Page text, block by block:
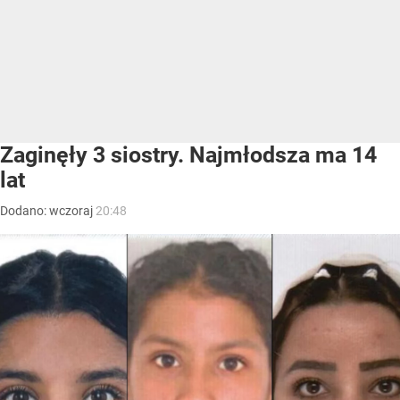
Zaginęły 3 siostry. Najmłodsza ma 14
lat
Dodano:wczoraj 20:48